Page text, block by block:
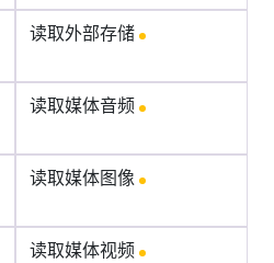
读取外部存储
读取媒体音频
读取媒体图像
读取媒体视频